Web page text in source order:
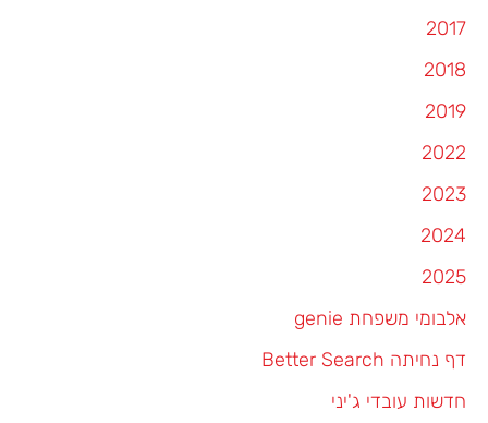
2017
2018
2019
2022
2023
2024
2025
אלבומי משפחת genie
דף נחיתה Better Search
חדשות עובדי ג'יני